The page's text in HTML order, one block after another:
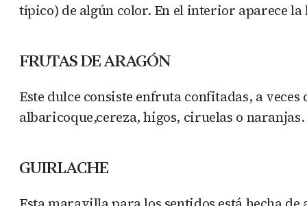
típico) de algún color. En el interior aparece la
FRUTAS DE ARAGÓN
Este dulce consiste enfruta confitadas, a
albaricoque,cereza, higos, ciruelas o naranjas.
GUIRLACHE